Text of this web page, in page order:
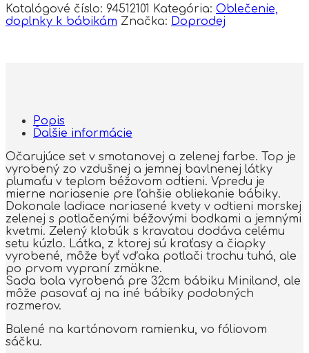
Katalógové číslo: 94512101 Kategória: Oblečenie,
doplnky k bábikám Značka: Doprodej
Popis
Ďalšie informácie
Očarujúce set v smotanovej a zelenej farbe. Top je
vyrobený zo vzdušnej a jemnej bavlnenej látky
plumaťu v teplom béžovom odtieni. Vpredu je
mierne nariasenie pre ľahšie obliekanie bábiky.
Dokonale ladiace nariasené kvety v odtieni morskej
zelenej s potlačenými béžovými bodkami a jemnými
kvetmi. Zelený klobúk s kravatou dodáva celému
setu kúzlo. Látka, z ktorej sú kraťasy a čiapky
vyrobené, môže byť vďaka potlači trochu tuhá, ale
po prvom vypraní zmäkne.
Sada bola vyrobená pre 32cm bábiku Miniland, ale
môže pasovať aj na iné bábiky podobných
rozmerov.
Balené na kartónovom ramienku, vo fóliovom
sáčku.